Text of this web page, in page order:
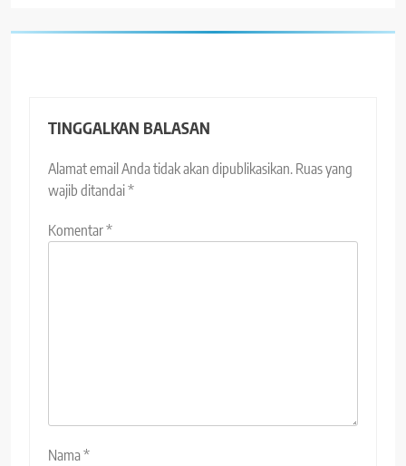
TINGGALKAN BALASAN
Alamat email Anda tidak akan dipublikasikan. Ruas yang
wajib ditandai*
Komentar*
Nama*